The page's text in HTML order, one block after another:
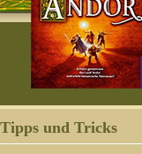
und Tricks